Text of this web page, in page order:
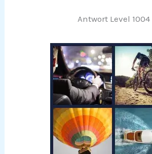
Antwort Level 1004